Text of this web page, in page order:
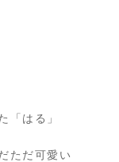
「はる」
ただ可愛い